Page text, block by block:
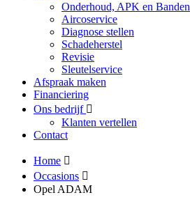
Onderhoud, APK en Banden
Aircoservice
Diagnose stellen
Schadeherstel
Revisie
Sleutelservice
Afspraak maken
Financiering
Ons bedrijf
Klanten vertellen
Contact
Home
Occasions
Opel ADAM